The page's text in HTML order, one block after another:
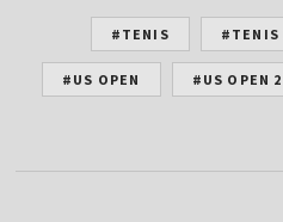
#TENIS #TENIS
#US OPEN #US OPEN